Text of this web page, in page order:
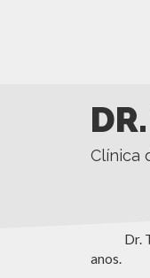
Clínica
Dr.
anos.